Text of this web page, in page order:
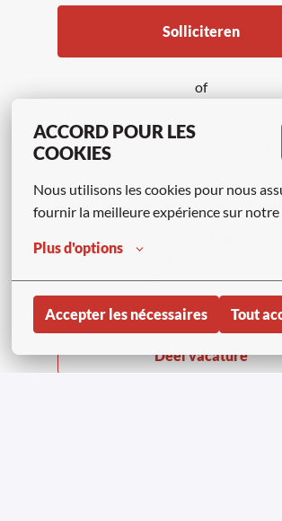
ACCORD POUR LES
COOKIES
Nous utilisons les cookies pour nous
fournir la meilleure expérience sur notre
Plus d'options
Accepter les nécessaires Tout
Solliciteren
of
Cookies bijwerken
Cookies bijwerken
Deel vacature